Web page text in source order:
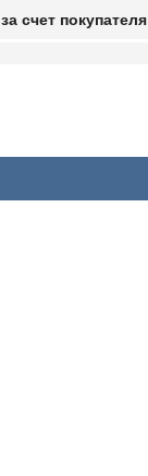
за счет покупателя